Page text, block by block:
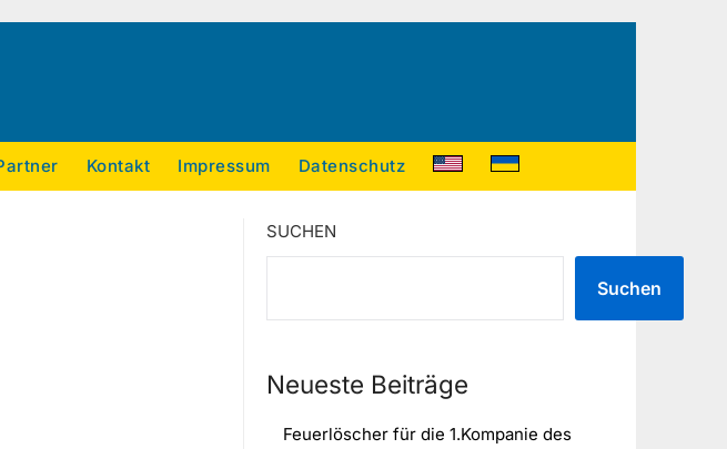
Kontakt Impressum Datenschutz
SUCHEN
Suchen
Neueste Beiträge
Feuerlöscher für die 1.Kompanie des